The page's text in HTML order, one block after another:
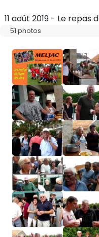
11 août 2019 - Le repas
51 photos